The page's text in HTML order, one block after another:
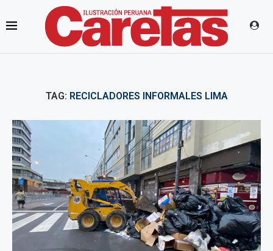
TAG: RECICLADORES INFORMALES LIMA